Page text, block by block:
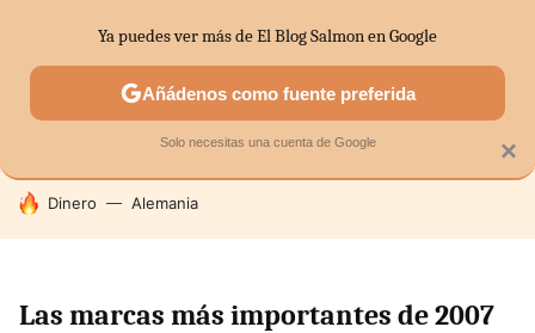
SECTORES ECONOMÍA DOMÉSTICA MERCADOS
HOY SE HABLA DE
Dinero Alemania
Las marcas más importantes de 2007
×
Ya puedes ver más de El Blog Salmon en Google
Añádenos como fuente preferida
Solo necesitas una cuenta de Google